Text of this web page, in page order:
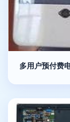
多用户预付费